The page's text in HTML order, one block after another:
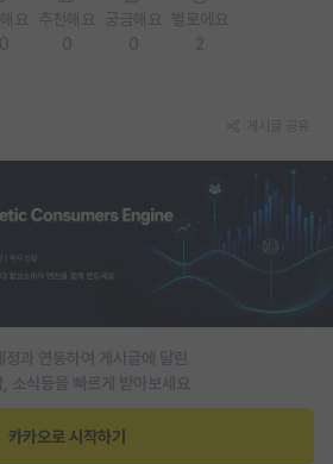
정과 연동하여 게시글에 달린
, 소식등을 빠르게 받아보세요
카카오로 시작하기